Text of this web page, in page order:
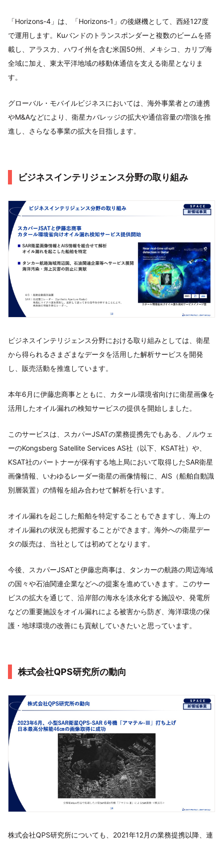
「Horizons-4」は、「Horizons-1」の後継機として、西経127度
で運用します。Kuバンドのトランスポンダーと複数のビームを搭
載し、アラスカ、ハワイ州を含む米国50州、メキシコ、カリブ海
全域に加え、東太平洋地域の移動体通信を支える衛星となりま
す。
グローバル・モバイルビジネスにおいては、海外事業者との連携
やM&Aなどにより、衛星カバレッジの拡大や通信容量の増強を推
進し、さらなる事業の拡大を目指します。
ビジネスインテリジェンス分野の取り組み
ビジネスインテリジェンス分野における取り組みとしては、衛星
から得られるさまざまなデータを活用した解析サービスを開発
し、販売活動を推進しています。
本年6月に伊藤忠商事とともに、カタール環境省向けに衛星画像を
活用したオイル漏れの検知サービスの提供を開始しました。
このサービスは、スカパーJSATの業務提携先でもある、ノルウェ
ーのKongsberg Satellite Services AS社（以下、KSAT社）や、
KSAT社のパートナーが保有する地上局において取得したSAR衛星
画像情報、いわゆるレーダー衛星の画像情報に、AIS（船舶自動識
別層装置）の情報を組み合わせて解析を行います。
オイル漏れを起こした船舶を特定することもできますし、海上の
オイル漏れの状況も把握することができます。海外への衛星デー
タの販売は、当社としては初めてとなります。
今後、スカパーJSATと伊藤忠商事は、タンカーの航路の周辺海域
の国々や石油関連企業などへの提案を進めていきます。このサー
ビスの拡大を通じて、沿岸部の海水を淡水化する施設や、発電所
などの重要施設をオイル漏れによる被害から防ぎ、海洋環境の保
護・地球環境の改善にも貢献していきたいと思っています。
株式会社QPS研究所の動向
株式会社QPS研究所についても、2021年12月の業務提携以降、連